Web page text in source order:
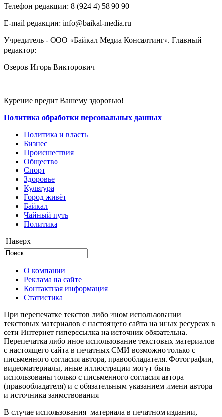
Телефон редакции: ‎‎8 (924 4) 58 90 90
E-mail редакции: info@baikal-media.ru
Учредитель - ООО «Байкал Медиа Консалтинг». Главный
редактор:
Озеров Игорь Викторович
Курение вредит Вашему здоровью!
Политика обработки персональных данных
Политика и власть
Бизнес
Происшествия
Общество
Cпорт
Здоровье
Культура
Город живёт
Байкал
Чайный путь
Политика
Наверх
О компании
Реклама на сайте
Контактная информация
Статистика
При перепечатке текстов либо ином использовании
текстовых материалов с настоящего сайта на иных ресурсах в
сети Интернет гиперссылка на источник обязательна.
Перепечатка либо иное использование текстовых материалов
с настоящего сайта в печатных СМИ возможно только с
письменного согласия автора, правообладателя. Фотографии,
видеоматериалы, иные иллюстрации могут быть
использованы только с письменного согласия автора
(правообладателя) и с обязательным указанием имени автора
и источника заимствования
В случае использования материала в печатном издании,